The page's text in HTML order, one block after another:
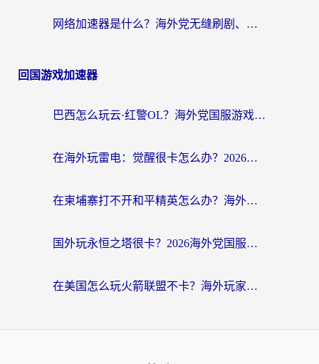
网络加速器是什么？海外党无缝刷剧、看NBA的实用指南
回国游戏加速器
巴西怎么玩云·红警OL？海外党国服游戏加速终极攻略（附非洲逆水寒&天下山海低延迟技巧）
在海外玩雷电：觉醒很卡怎么办？2026终极指南帮你告别延迟与卡顿
在柬埔寨打不开和平精英怎么办？海外党必看的国服游戏加速终极指南
国外玩永恒之塔很卡？2026海外党国服游戏加速器终极指南（附街头篮球坦克世界实测）
在美国怎么玩火箭联盟不卡？海外玩家国服游戏加速终极指南（附明日方舟美版王者荣耀优化技巧）